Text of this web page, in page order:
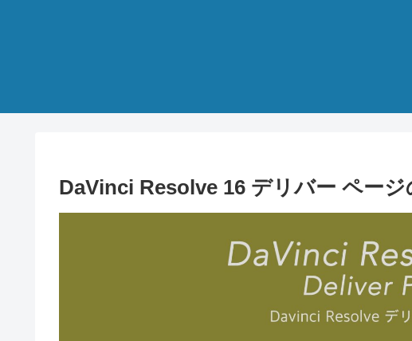
DaVinci Resolve 16 デリバー ページ